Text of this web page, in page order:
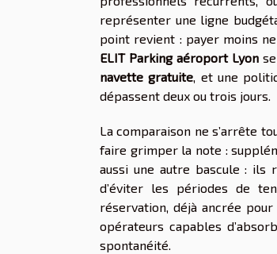
représenter une ligne
point revient : payer moins
ELIT Parking aéroport Lyon
navette gratuite, et une
dépassent deux ou trois jours.
La comparaison ne s’arrête
faire grimper la note :
aussi une autre bascule : ils
d’éviter les périodes de
réservation, déjà ancrée
opérateurs capables
spontanéité.